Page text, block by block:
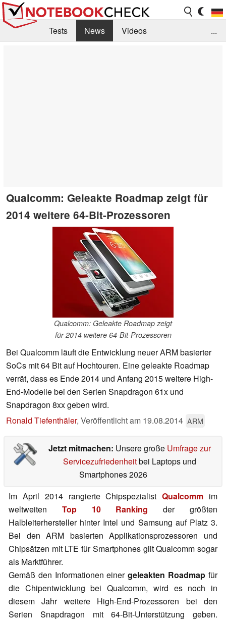
Tests News
Videos
...
Qualcomm: Geleakte Roadmap zeigt für
2014 weitere 64-Bit-Prozessoren
Qualcomm: Geleakte Roadmap zeigt
für 2014 weitere 64-Bit-Prozessoren
Bei Qualcomm läuft die Entwicklung neuer ARM basierter
SoCs mit 64 Bit auf Hochtouren. Eine geleakte Roadmap
verrät, dass es Ende 2014 und Anfang 2015 weitere High-
End-Modelle bei den Serien Snapdragon 61x und
Snapdragon 8xx geben wird.
Ronald Tiefenthäler, Veröffentlicht am 19.08.2014 ARM
Jetzt mitmachen: Unsere große Umfrage zur
Servicezufriedenheitbei Laptops und
Smartphones 2026
Im April 2014 rangierte ChipspezialistQualcomm im
weltweiten Top 10 Ranking der größten
Halbleiterhersteller hinter Intel und Samsung auf Platz 3.
Bei den ARM basierten Applikationsprozessoren und
Chipsätzen mit LTE für Smartphones gilt Qualcomm sogar
als Marktführer.
Gemäß den Informationen einergeleakten Roadmap für
die Chipentwicklung bei Qualcomm, wird es noch in
diesem Jahr weitere High-End-Prozessoren bei den
Serien Snapdragon mit 64-Bit-Unterstützung geben.